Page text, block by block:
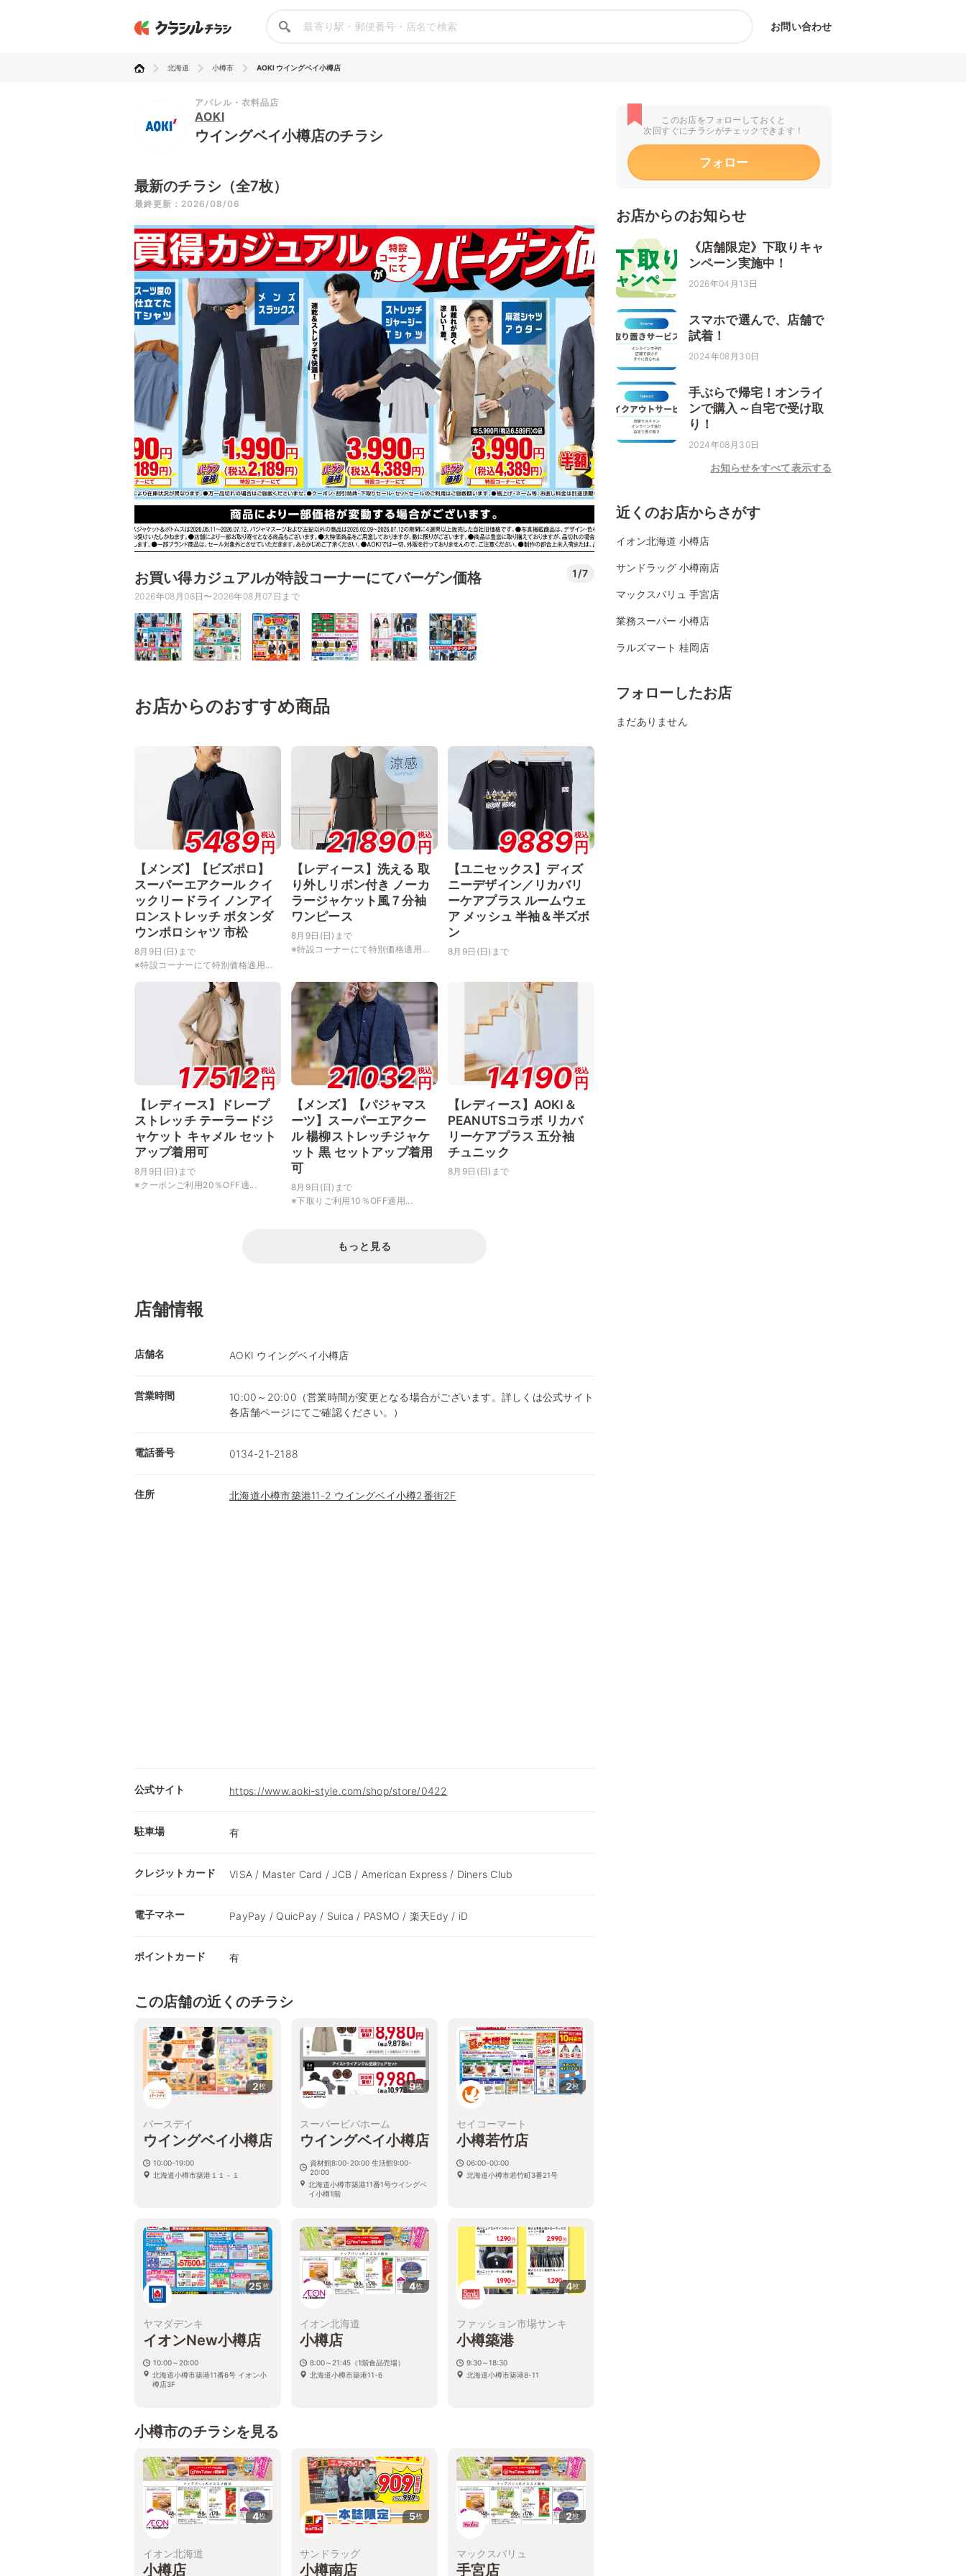
お問い合わせ
北海道 小樽市 AOKI ウイングベイ小樽店
アパレル・衣料品店
AOKI
ウイングベイ小樽店のチラシ
最新のチラシ（全7枚）
最終更新：2026/08/06
お買い得カジュアルが特設コーナーにてバーゲン価格 1/7
2026年08月06日〜2026年08月07日まで
お店からのおすすめ商品
5489税込
円
【メンズ】【ビズポロ】
スーパーエアクール クイ
ックリードライ ノンアイ
ロンストレッチ ボタンダ
ウンポロシャツ 市松
8月9日(日)まで
※特設コーナーにて特別価格適用...
21890税込
円
【レディース】洗える 取
り外しリボン付き ノーカ
ラージャケット風７分袖
ワンピース
8月9日(日)まで
※特設コーナーにて特別価格適用...
9889税込
円
【ユニセックス】ディズ
ニーデザイン／リカバリ
ーケアプラス ルームウェ
ア メッシュ 半袖＆半ズボ
ン
8月9日(日)まで
17512税込
円
【レディース】ドレープ
ストレッチ テーラードジ
ャケット キャメル セット
アップ着用可
8月9日(日)まで
※クーポンご利用20％OFF適...
21032税込
円
【メンズ】【パジャマス
ーツ】スーパーエアクー
ル 楊柳ストレッチジャケ
ット 黒 セットアップ着用
可
8月9日(日)まで
※下取りご利用10％OFF適用...
14190税込
円
【レディース】AOKI＆
PEANUTSコラボ リカバ
リーケアプラス 五分袖
チュニック
8月9日(日)まで
もっと見る
店舗情報
店舗名 AOKI ウイングベイ小樽店
営業時間
10:00～20:00（営業時間が変更となる場合がございます。詳しくは公式サイト
各店舗ページにてご確認ください。）
電話番号 0134-21-2188
住所 北海道小樽市築港11-2 ウイングベイ小樽2番街2F
公式サイト https://www.aoki-style.com/shop/store/0422
駐車場 有
クレジットカード VISA / Master Card / JCB / American Express / Diners Club
電子マネー PayPay / QuicPay / Suica / PASMO / 楽天Edy / iD
ポイントカード 有
この店舗の近くのチラシ
2枚
バースデイ
ウイングベイ小樽店
10:00-19:00
北海道小樽市築港１１－１
9枚
スーパービバホーム
ウイングベイ小樽店
資材館8:00-20:00 生活館9:00-
20:00
北海道小樽市築港11番1号ウイングベ
イ小樽1階
2枚
セイコーマート
小樽若竹店
06:00-00:00
北海道小樽市若竹町3番21号
25枚
ヤマダデンキ
イオンNew小樽店
10:00～20:00
北海道小樽市築港11番6号 イオン小
樽店3F
4枚
イオン北海道
小樽店
8:00～21:45（1階食品売場）
北海道小樽市築港11-6
4枚
ファッション市場サンキ
小樽築港
9:30～18:30
北海道小樽市築港8-11
小樽市のチラシを見る
4枚
イオン北海道
小樽店
5枚
サンドラッグ
小樽南店
2枚
マックスバリュ
手宮店
このお店をフォローしておくと
次回すぐにチラシがチェックできます！
フォロー
お店からのお知らせ
《店舗限定》下取りキャ
ンペーン実施中！
2026年04月13日
スマホで選んで、店舗で
試着！
2024年08月30日
手ぶらで帰宅！オンライ
ンで購入～自宅で受け取
り！
2024年08月30日
お知らせをすべて表示する
近くのお店からさがす
イオン北海道 小樽店
サンドラッグ 小樽南店
マックスバリュ 手宮店
業務スーパー 小樽店
ラルズマート 桂岡店
フォローしたお店
まだありません